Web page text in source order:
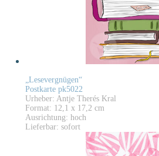
„Lesevergnügen“
Postkarte pk5022
Urheber: Antje Therés Kral
Format: 12,1 x 17,2 cm
Ausrichtung: hoch
Lieferbar: sofort